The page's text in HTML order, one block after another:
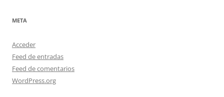
META
Acceder
Feed de entradas
Feed de comentarios
WordPress.org